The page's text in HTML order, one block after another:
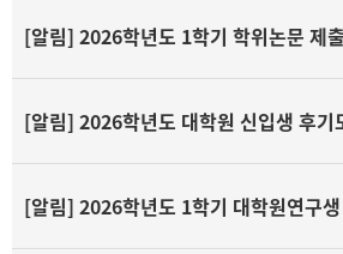
[알림] 2026학년도 1학기 학위논문 제
[알림] 2026학년도 대학원 신입생 후기
[알림] 2026학년도 1학기 대학원연구